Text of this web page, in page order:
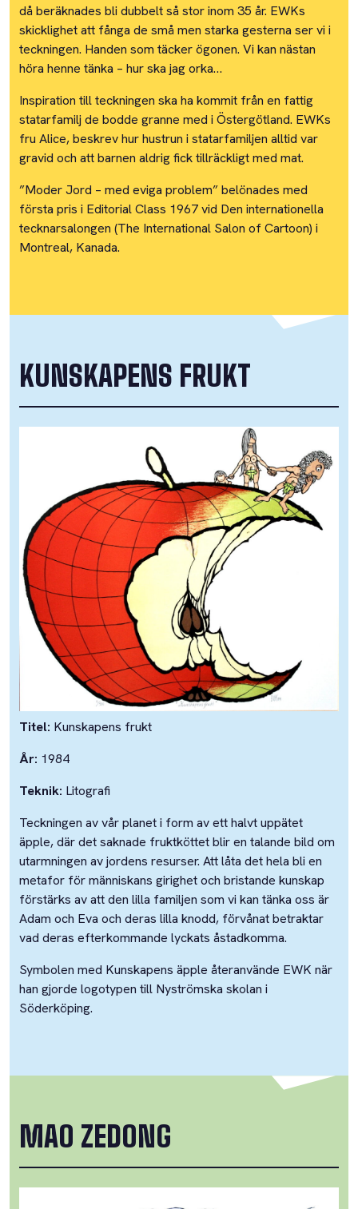
då beräknades bli dubbelt så stor inom 35 år. EWKs
skicklighet att fånga de små men starka gesterna ser vi i
teckningen. Handen som täcker ögonen. Vi kan nästan
höra henne tänka – hur ska jag orka…
Inspiration till teckningen ska ha kommit från en fattig
statarfamilj de bodde granne med i Östergötland. EWKs
fru Alice, beskrev hur hustrun i statarfamiljen alltid var
gravid och att barnen aldrig fick tillräckligt med mat.
”Moder Jord – med eviga problem” belönades med
första pris i Editorial Class 1967 vid Den internationella
tecknarsalongen (The International Salon of Cartoon) i
Montreal, Kanada.
KUNSKAPENS FRUKT
Titel: Kunskapens frukt
År: 1984
Teknik: Litografi
Teckningen av vår planet i form av ett halvt uppätet
äpple, där det saknade fruktköttet blir en talande bild om
utarmningen av jordens resurser. Att låta det hela bli en
metafor för människans girighet och bristande kunskap
förstärks av att den lilla familjen som vi kan tänka oss är
Adam och Eva och deras lilla knodd, förvånat betraktar
vad deras efterkommande lyckats åstadkomma.
Symbolen med Kunskapens äpple återanvände EWK när
han gjorde logotypen till Nyströmska skolan i
Söderköping.
MAO ZEDONG